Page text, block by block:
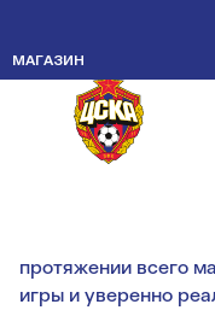
МАГАЗИНВТОРАЯ
ИСПАНИИ
протяжении всего
игры и уверенно